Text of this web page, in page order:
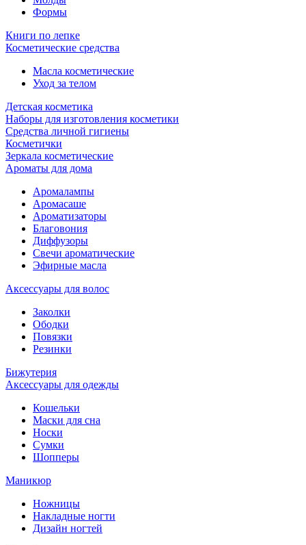
Формы
Книги по лепке
Косметические средства
Масла косметические
Уход за телом
Детская косметика
Наборы для изготовления косметики
Средства личной гигиены
Косметички
Зеркала косметические
Ароматы для дома
Аромалампы
Аромасаше
Ароматизаторы
Благовония
Диффузоры
Свечи ароматические
Эфирные масла
Аксессуары для волос
Заколки
Ободки
Повязки
Резинки
Бижутерия
Аксессуары для одежды
Кошельки
Маски для сна
Носки
Сумки
Шопперы
Маникюр
Ножницы
Накладные ногти
Дизайн ногтей